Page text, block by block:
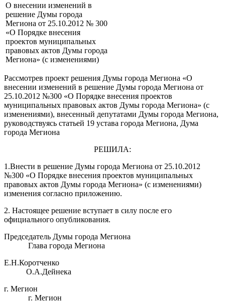
О внесении изменений в
решение Думы города
Мегиона от 25.10.2012 № 300
«О Порядке внесения
проектов муниципальных
правовых актов Думы города
Мегиона» (с изменениями)
Рассмотрев проект решения Думы города Мегиона «О
внесении изменений в решение Думы города Мегиона от
25.10.2012 №300 «О Порядке внесения проектов
муниципальных правовых актов Думы города Мегиона» (с
изменениями), внесенный депутатами Думы города Мегиона,
руководствуясь статьей 19 устава города Мегиона, Дума
города Мегиона
РЕШИЛА:
1.Внести в решение Думы города Мегиона от 25.10.2012
№300 «О Порядке внесения проектов муниципальных
правовых актов Думы города Мегиона» (с изменениями)
изменения согласно приложению.
2. Настоящее решение вступает в силу после его
официального опубликования.
Председатель Думы города Мегиона
Глава города Мегиона
Е.Н.Коротченко
О.А.Дейнека
г. Мегион
г. Мегион